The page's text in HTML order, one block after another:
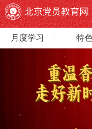
月度学习 特